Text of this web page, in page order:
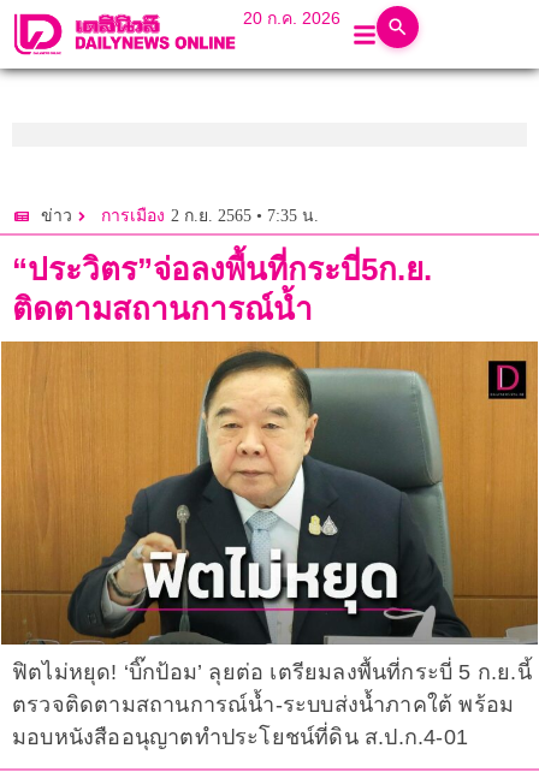
20 ก.ค. 2026
ข่าว การเมือง 2 ก.ย. 2565 • 7:35 น.
“ประวิตร”จ่อลงพื้นที่กระบี่5ก.ย.
ติดตามสถานการณ์น้ำ
ฟิตไม่หยุด! ‘บิ๊กป้อม’ ลุยต่อ เตรียมลงพื้นที่กระบี่ 5 ก.ย.นี้
ตรวจติดตามสถานการณ์น้ำ-ระบบส่งน้ำภาคใต้ พร้อม
มอบหนังสืออนุญาตทำประโยชน์ที่ดิน ส.ป.ก.4-01